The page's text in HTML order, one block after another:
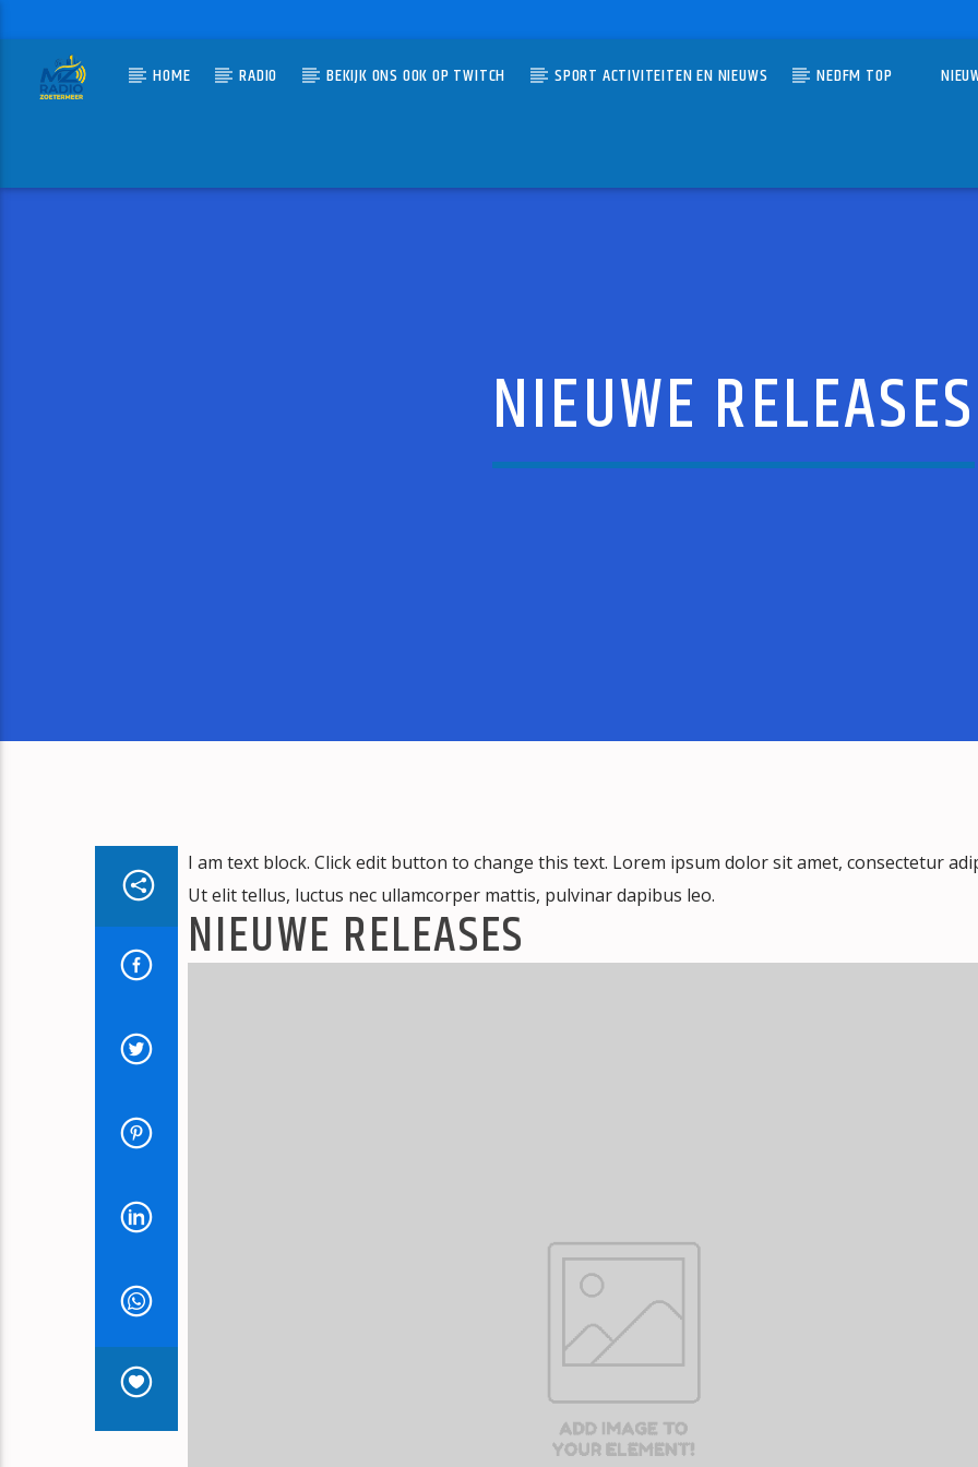
HOME RADIO BEKIJK ONS OOK OP TWITCH SPORT ACTIVITEITEN EN NIEUWS NEDFM TOP
NIEUWE RELEASES
I am text block. Click edit button to change this text. Lorem ipsum dolor sit amet, consectetur
Ut elit tellus, luctus nec ullamcorper mattis, pulvinar dapibus leo.
NIEUWE RELEASES